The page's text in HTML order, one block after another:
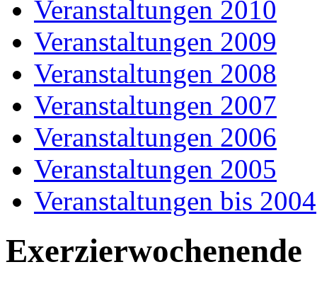
Veranstaltungen 2010
Veranstaltungen 2009
Veranstaltungen 2008
Veranstaltungen 2007
Veranstaltungen 2006
Veranstaltungen 2005
Veranstaltungen bis 2004
Exerzierwochenende